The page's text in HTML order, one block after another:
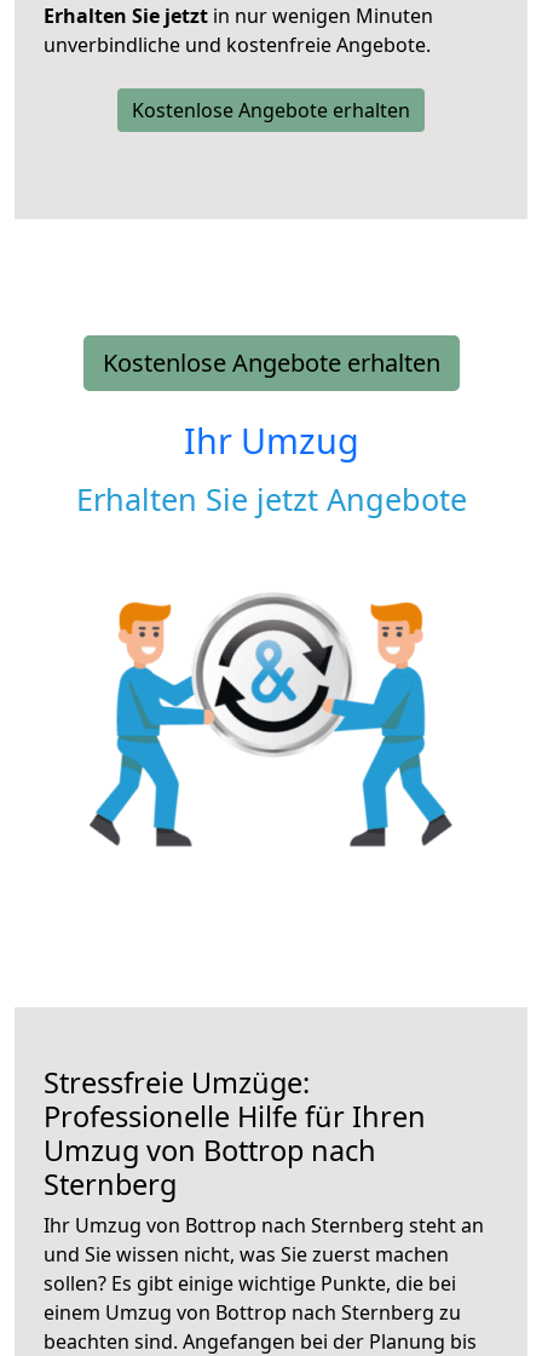
Erhalten Sie jetzt in nur wenigen Minuten
unverbindliche und kostenfreie Angebote.
Kostenlose Angebote erhalten
Kostenlose Angebote erhalten
Ihr Umzug
Erhalten Sie jetzt Angebote
Stressfreie Umzüge:
Professionelle Hilfe für Ihren
Umzug von Bottrop nach
Sternberg
Ihr Umzug von Bottrop nach Sternberg steht an
und Sie wissen nicht, was Sie zuerst machen
sollen? Es gibt einige wichtige Punkte, die bei
einem Umzug von Bottrop nach Sternberg zu
beachten sind. Angefangen bei der Planung bis